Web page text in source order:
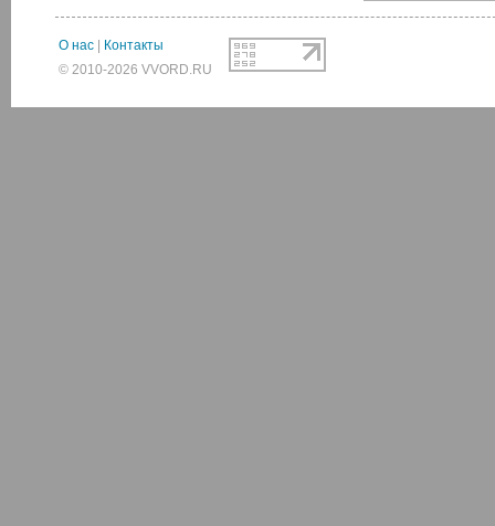
О нас
Контакты
© 2010-2026 VVORD.RU